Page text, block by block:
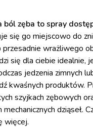
ból zęba to spray
się go miejscowo do
wrażliwego
się dla ciebie idealnie,
jedzenia zimnych
kwaśnych produktów.
szyjkach zębowych
mechanicznych dziąseł.
więcej.